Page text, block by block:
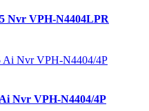
Nvr VPH-N4404LPR
Nvr VPH-N4404/4P